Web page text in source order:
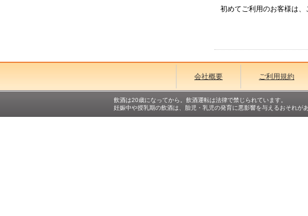
初めてご利用のお客様は、
会社概要 ご利用規約
飲酒は20歳になってから。飲酒運転は法律で禁じられています。
妊娠中や授乳期の飲酒は、胎児・乳児の発育に悪影響を与えるおそれが